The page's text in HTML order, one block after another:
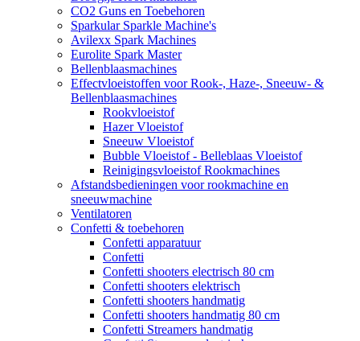
CO2 Guns en Toebehoren
Sparkular Sparkle Machine's
Avilexx Spark Machines
Eurolite Spark Master
Bellenblaasmachines
Effectvloeistoffen voor Rook-, Haze-, Sneeuw- &
Bellenblaasmachines
Rookvloeistof
Hazer Vloeistof
Sneeuw Vloeistof
Bubble Vloeistof - Belleblaas Vloeistof
Reinigingsvloeistof Rookmachines
Afstandsbedieningen voor rookmachine en
sneeuwmachine
Ventilatoren
Confetti & toebehoren
Confetti apparatuur
Confetti
Confetti shooters electrisch 80 cm
Confetti shooters elektrisch
Confetti shooters handmatig
Confetti shooters handmatig 80 cm
Confetti Streamers handmatig